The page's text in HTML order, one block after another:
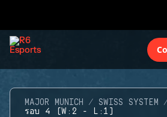
MAJOR MUNICH
SWISS SYSTEM
รอบ 4 (W:2 - L:1)